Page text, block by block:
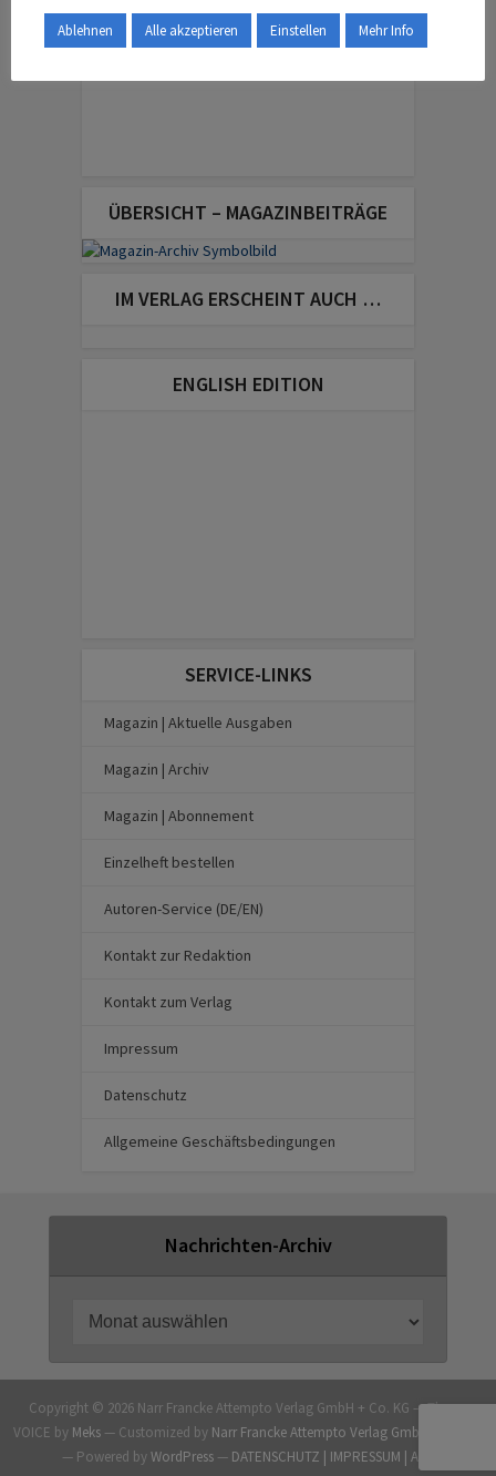
ÜBERSICHT – MAGAZINBEITRÄGE
IM VERLAG ERSCHEINT AUCH …
ENGLISH EDITION
SERVICE-LINKS
Magazin | Aktuelle Ausgaben
Magazin | Archiv
Magazin | Abonnement
Einzelheft bestellen
Autoren-Service (DE/EN)
Kontakt zur Redaktion
Kontakt zum Verlag
Impressum
Datenschutz
Allgemeine Geschäftsbedingungen
Nachrichten-Archiv
Copyright © 2026 Narr Francke Attempto Verlag GmbH + Co. KG — Theme
VOICE by Meks— Customized by Narr Francke Attempto Verlag GmbH + Co. KG
— Powered byWordPress— DATENSCHUTZ | IMPRESSUM | AGB
Ablehnen Alle akzeptieren Einstellen Mehr Info